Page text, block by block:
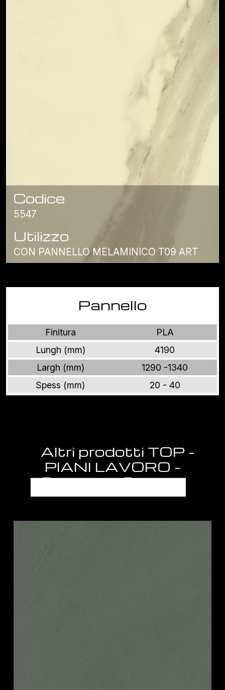
Codice
5547
Utilizzo
CON PANNELLO MELAMINICO T09 ART
Pannello
Finitura
PLA
Lungh (mm)
4190
Largh (mm)
1290 -1340
Spess (mm)
20 - 40
Altri prodotti TOP -
PIANI LAVORO -
SEMILAVORATI